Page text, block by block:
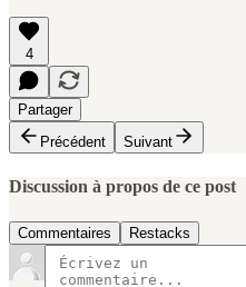
4
Partager
Précédent
Suivant
Discussion à propos de ce post
Commentaires Restacks